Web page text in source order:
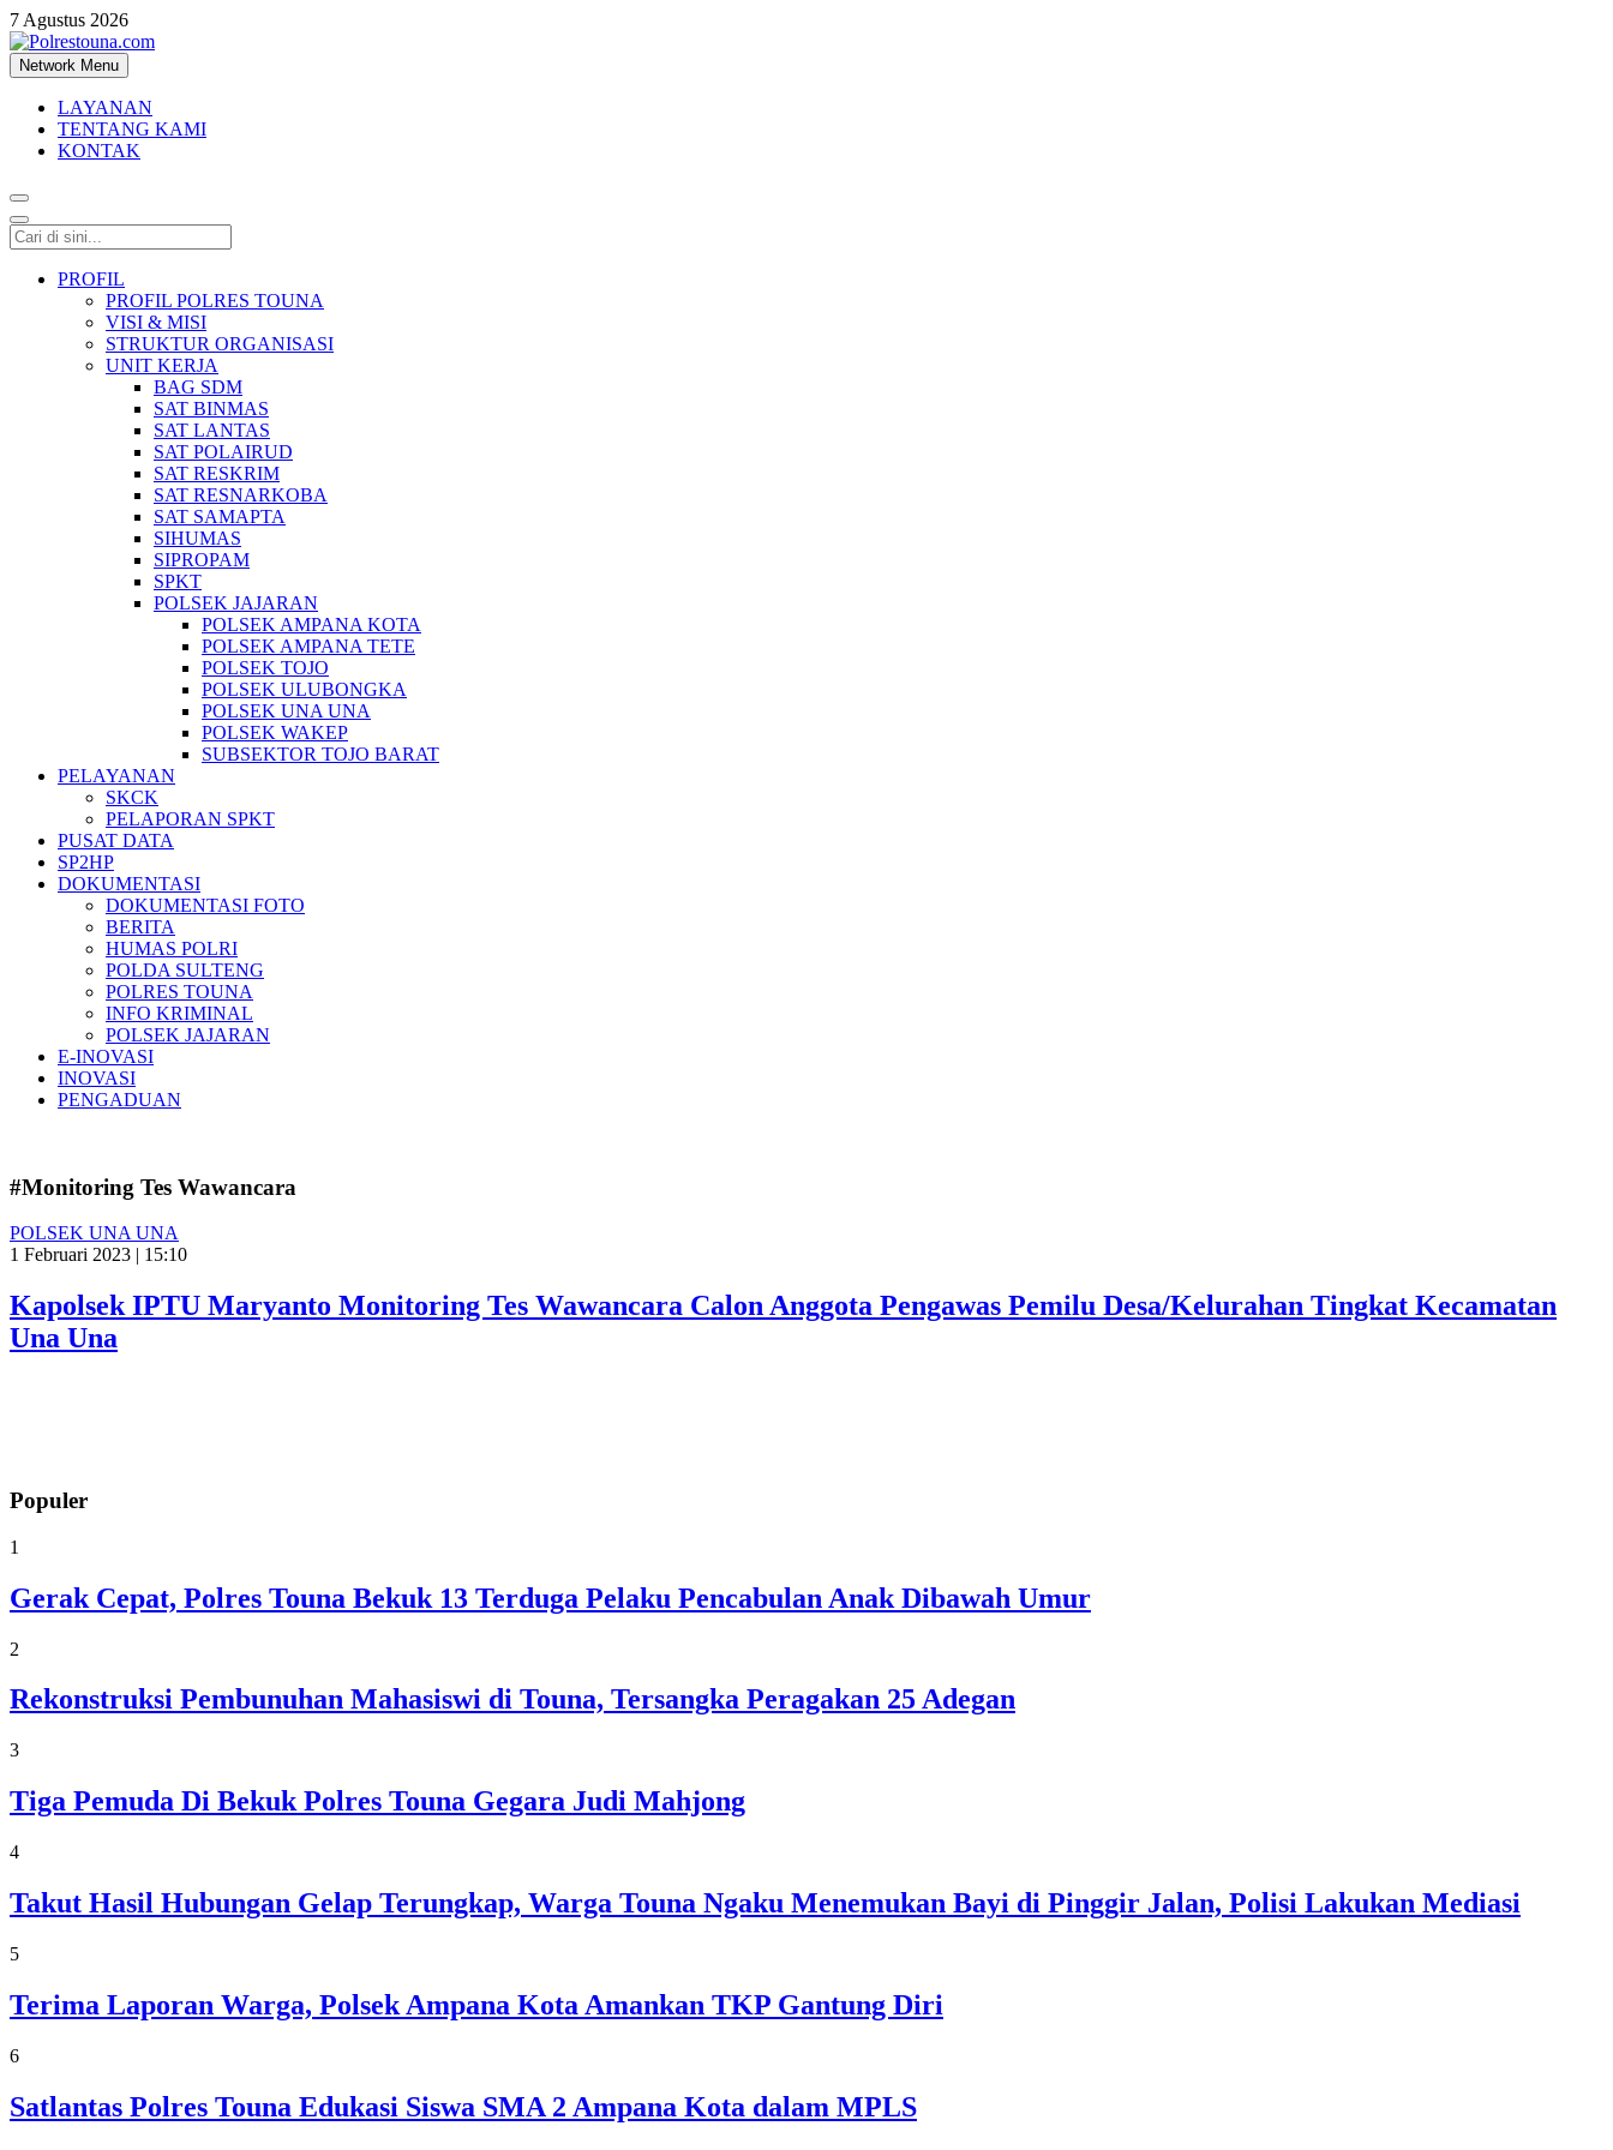
7 Agustus 2026
Polrestouna.com
Informasi Layanan Publik
Network Menu
LAYANAN
TENTANG KAMI
KONTAK
PROFIL
PROFIL POLRES TOUNA
VISI & MISI
STRUKTUR ORGANISASI
UNIT KERJA
BAG SDM
SAT BINMAS
SAT LANTAS
SAT POLAIRUD
SAT RESKRIM
SAT RESNARKOBA
SAT SAMAPTA
SIHUMAS
SIPROPAM
SPKT
POLSEK JAJARAN
POLSEK AMPANA KOTA
POLSEK AMPANA TETE
POLSEK TOJO
POLSEK ULUBONGKA
POLSEK UNA UNA
POLSEK WAKEP
SUBSEKTOR TOJO BARAT
PELAYANAN
SKCK
PELAPORAN SPKT
PUSAT DATA
SP2HP
DOKUMENTASI
DOKUMENTASI FOTO
BERITA
HUMAS POLRI
POLDA SULTENG
POLRES TOUNA
INFO KRIMINAL
POLSEK JAJARAN
E-INOVASI
INOVASI
PENGADUAN
#Monitoring Tes Wawancara
POLSEK UNA UNA
1 Februari 2023 | 15:10
Kapolsek IPTU Maryanto Monitoring Tes Wawancara Calon Anggota Pengawas Pemilu Desa/Kelurahan Tingkat Kecamatan
Una Una
Populer
1
Gerak Cepat, Polres Touna Bekuk 13 Terduga Pelaku Pencabulan Anak Dibawah Umur
2
Rekonstruksi Pembunuhan Mahasiswi di Touna, Tersangka Peragakan 25 Adegan
3
Tiga Pemuda Di Bekuk Polres Touna Gegara Judi Mahjong
4
Takut Hasil Hubungan Gelap Terungkap, Warga Touna Ngaku Menemukan Bayi di Pinggir Jalan, Polisi Lakukan Mediasi
5
Terima Laporan Warga, Polsek Ampana Kota Amankan TKP Gantung Diri
6
Satlantas Polres Touna Edukasi Siswa SMA 2 Ampana Kota dalam MPLS